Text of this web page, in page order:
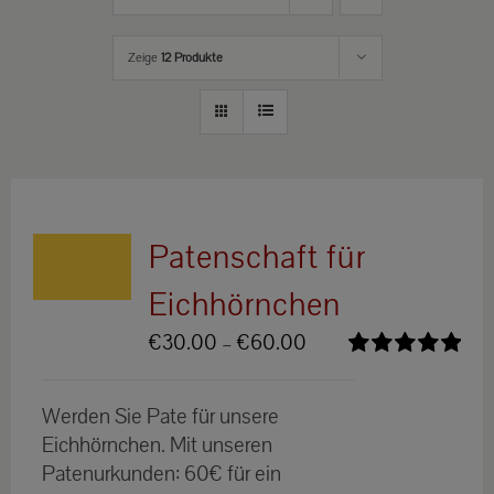
Zeige 12 Produkte
Patenschaft für
Eichhörnchen
€30.00 – €60.00Preisspanne:
Werden Sie Pate für unsere
Eichhörnchen. Mit unseren
Patenurkunden: 60€ für ein